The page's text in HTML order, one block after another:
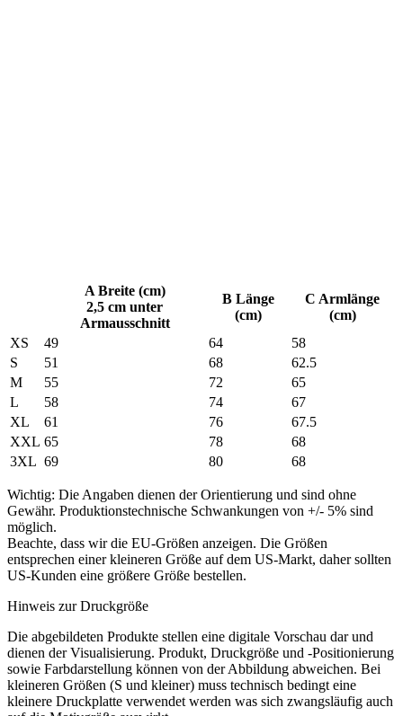
A Breite (cm)
2,5 cm unter
Armausschnitt
B Länge
(cm)
C Armlänge
(cm)
XS
49 64
58
S
51 68
62.5
M
55 72
65
L
58 74
67
XL
61 76
67.5
XXL 65 78
68
3XL 69 80 68
Wichtig: Die Angaben dienen der Orientierung und sind ohne
Gewähr. Produktionstechnische Schwankungen von +/- 5% sind
möglich.
Beachte, dass wir die EU-Größen anzeigen. Die Größen
entsprechen einer kleineren Größe auf dem US-Markt, daher sollten
US-Kunden eine größere Größe bestellen.
Hinweis zur Druckgröße
Die abgebildeten Produkte stellen eine digitale Vorschau dar und
dienen der Visualisierung. Produkt, Druckgröße und -Positionierung
sowie Farbdarstellung können von der Abbildung abweichen. Bei
kleineren Größen (S und kleiner) muss technisch bedingt eine
kleinere Druckplatte verwendet werden was sich zwangsläufig auch